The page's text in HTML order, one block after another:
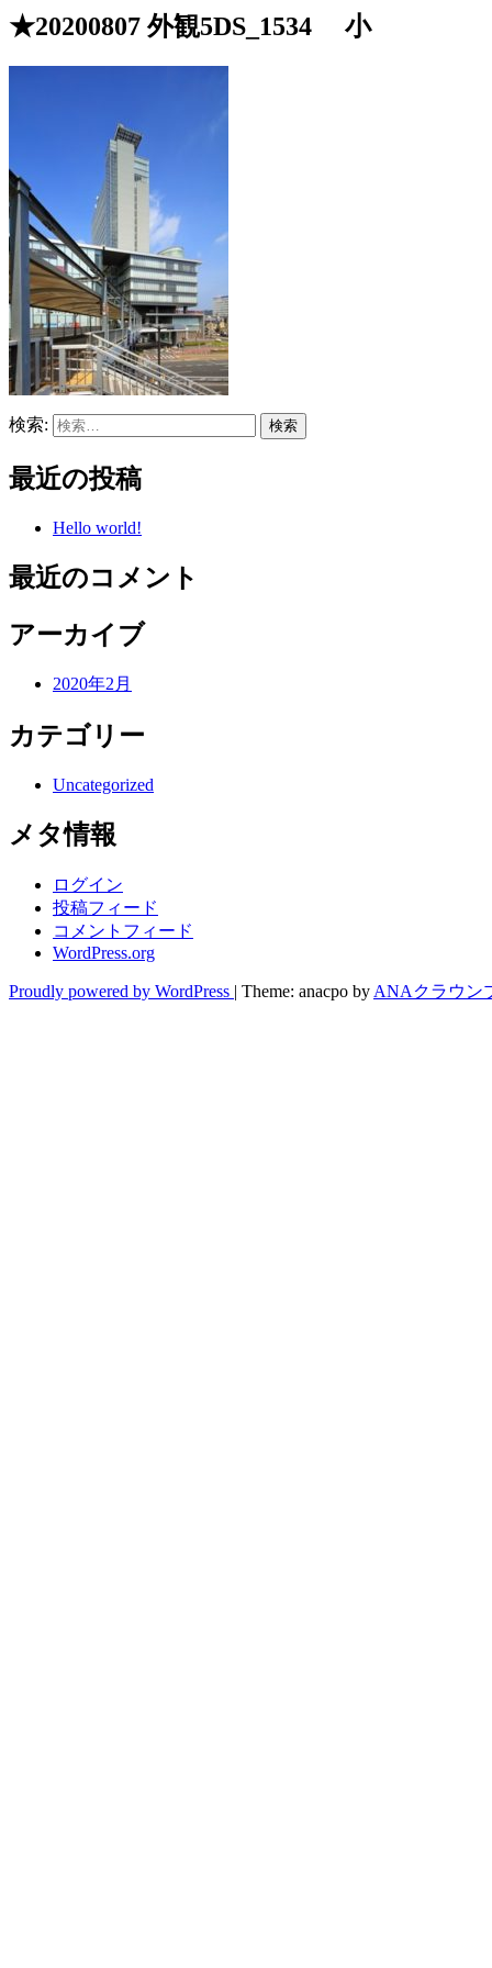
★20200807 外観5DS_1534 小
検索:
最近の投稿
Hello world!
最近のコメント
アーカイブ
2020年2月
カテゴリー
Uncategorized
メタ情報
ログイン
投稿フィード
コメントフィード
WordPress.org
Proudly powered by WordPress | Theme: anacpo by ANAクラウン